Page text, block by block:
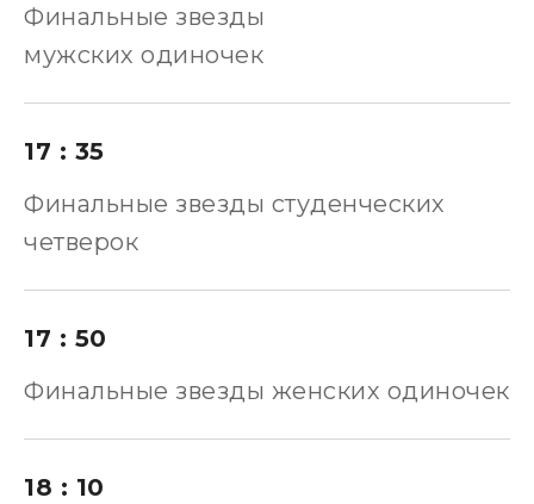
Финальные звезды
мужских одиночек
17 : 35
Финальные звезды студенческих
четверок
17 : 50
Финальные звезды женских одиночек
18 : 10